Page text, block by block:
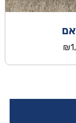
₪המחיר
הוא: